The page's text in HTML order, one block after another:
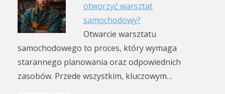
otworzyć warsztat
samochodowy?
Otwarcie warsztatu
samochodowego to proces, który wymaga
starannego planowania oraz odpowiednich
zasobów. Przede wszystkim, kluczowym…